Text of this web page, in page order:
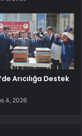
Arıcılığa Destek
4, 2026